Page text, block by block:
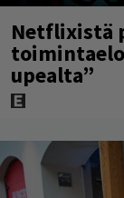
Netflixistä
upealta”